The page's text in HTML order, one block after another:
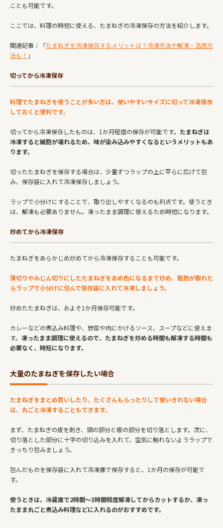
ことも可能です。
ここでは、料理の時短に使える、たまねぎの冷凍保存の方法を紹介します。
関連記事：「たまねぎを冷凍保存するメリットは？冷凍方法や解凍・活用方
法も！ 」
切ってから冷凍保存
料理でたまねぎを使うことが多い方は、使いやすいサイズに切って冷凍保存
しておくと便利です。
切ってから冷凍保存したものは、1か月程度の保存が可能です。 たまねぎは
冷凍すると細胞が壊れるため、味が染み込みやすくなるというメリットもあ
ります。
切ったたまねぎを保存する場合は、少量ずつラップの上に平らに広げて包
み、保存袋に入れて冷凍保存しましょう。
ラップで小分けにすることで、取り出しやすくなるのも利点です。使うとき
は、解凍も必要ありません。凍ったまま調理に使えるため時短になります。
炒めてから冷凍保存
たまねぎをあらかじめ炒めてから冷凍保存することも可能です。
薄切りやみじん切りにしたたまねぎをあめ色になるまで炒め、粗熱が取れた
らラップで小分けに包んで保存袋に入れて冷凍しましょう。
炒めたたまねぎは、およそ1か月保存可能です。
カレーなどの煮込み料理や、野菜や肉にかけるソース、スープなどに使えま
す。 凍ったまま調理に使えるので、たまねぎを炒める時間も解凍する時間も
必要なく、時短になります。
大量のたまねぎを保存したい場合
たまねぎをまとめ買いしたり、たくさんもらったりして使いきれない場合
は、丸ごと冷凍することもできます。
まず、たまねぎの皮を剥き、頭の部分と根の部分を切り落とします。次に、
切り落とした部分に十字の切り込みを入れて、空気に触れないようラップで
きっちり包みましょう。
包んだものを保存袋に入れて冷凍庫で保存すると、1か月の保存が可能で
す。
使うときは、冷蔵庫で2時間～3時間程度解凍してからカットするか、凍っ
たまま丸ごと煮込み料理などに入れるのがおすすめです。